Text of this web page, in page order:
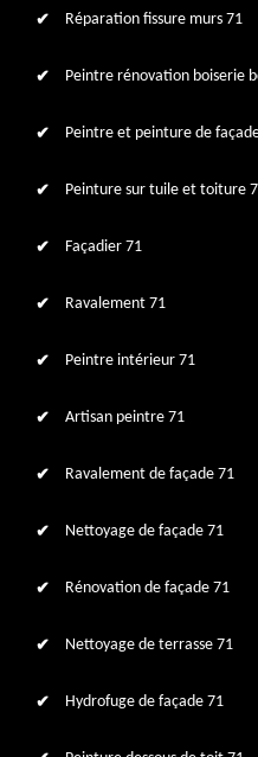
Réparation fissure murs 71
Peintre rénovation boiserie
Peintre et peinture de
Peinture sur tuile et toiture
Façadier 71
Ravalement 71
Peintre intérieur 71
Artisan peintre 71
Ravalement de façade 71
Nettoyage de façade 71
Rénovation de façade 71
Nettoyage de terrasse 71
Hydrofuge de façade 71